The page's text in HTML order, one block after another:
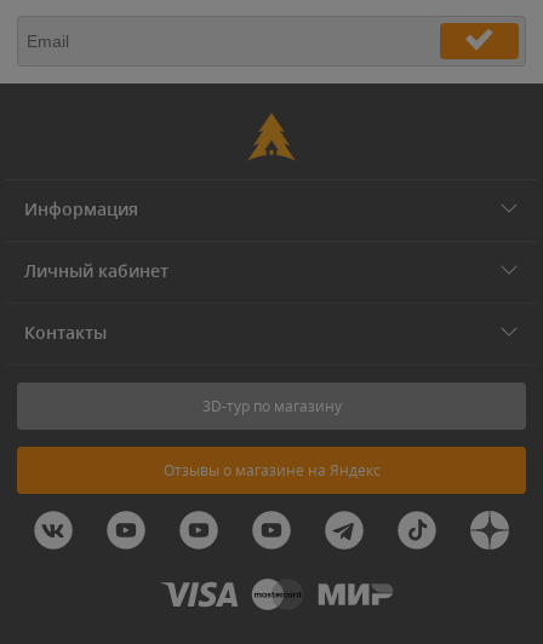
Информация
Личный кабинет
Контакты
3D-тур по магазину
Отзывы о магазине на Яндекс